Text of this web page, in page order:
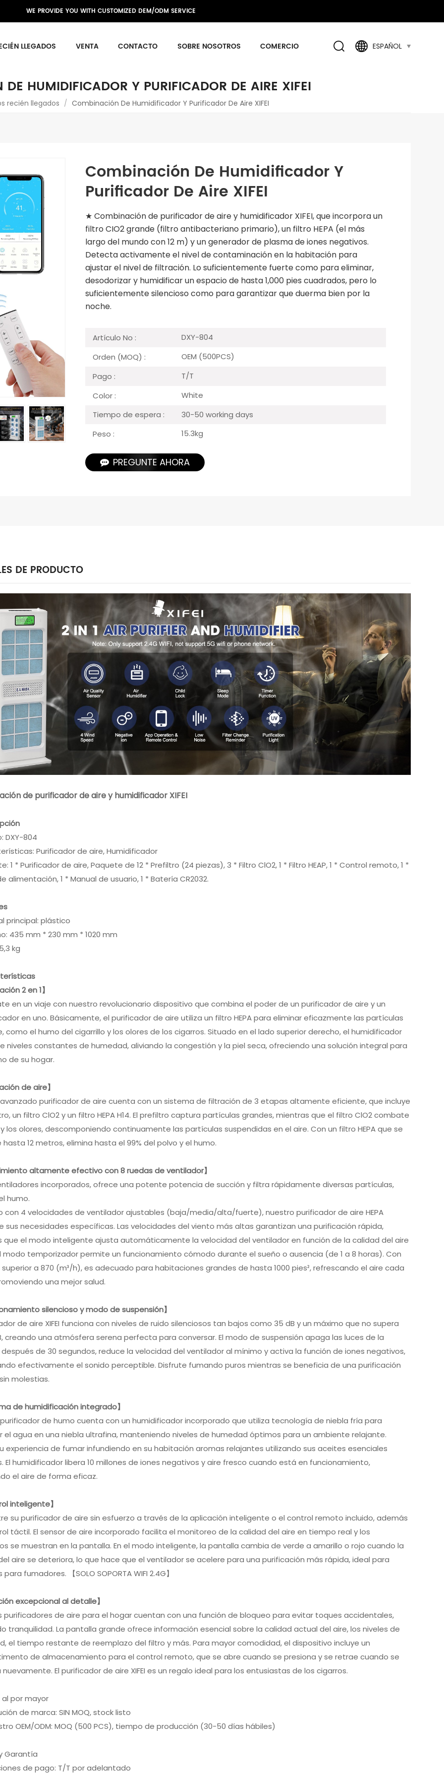
WE PROVIDE YOU WITH CUSTOMIZED DEM/ODM SERVICE
LLEGADOS VENTA CONTACTO SOBRE NOSOTROS COMERCIO ESPAÑOL
HUMIDIFICADOR Y PURIFICADOR DE AIRE XIFEI
recién llegados / Combinación De Humidificador Y Purificador De Aire XIFEI
Combinación De Humidificador Y
Purificador De Aire XIFEI
★ Combinación de purificador de aire y humidificador XIFEI, que incorpora un
filtro CIO2 grande (filtro antibacteriano primario), un filtro HEPA (el más
largo del mundo con 12 m) y un generador de plasma de iones negativos.
Detecta activamente el nivel de contaminación en la habitación para
ajustar el nivel de filtración. Lo suficientemente fuerte como para eliminar,
desodorizar y humidificar un espacio de hasta 1,000 pies cuadrados, pero lo
suficientemente silencioso como para garantizar que duerma bien por la
noche.
Artículo No :
DXY-804
Orden (MOQ) :
OEM (500PCS)
Pago :
T/T
Color :
White
Tiempo de espera :
30-50 working days
Peso :
15.3kg
PREGUNTE AHORA
DE PRODUCTO
de purificador de aire y humidificador XIFEI
DXY-804
Purificador de aire, Humidificador
1 * Purificador de aire, Paquete de 12 * Prefiltro (24 piezas), 3 * Filtro ClO2, 1 * Filtro HEAP, 1 * Control remoto, 1 *
alimentación, 1 * Manual de usuario, 1 * Batería CR2032.
principal: plástico
435 mm * 230 mm * 1020 mm
kg
2 en 1】
en un viaje con nuestro revolucionario dispositivo que combina el poder de un purificador de aire y un
en uno. Básicamente, el purificador de aire utiliza un filtro HEPA para eliminar eficazmente las partículas
como el humo del cigarrillo y los olores de los cigarros. Situado en el lado superior derecho, el humidificador
niveles constantes de humedad, aliviando la congestión y la piel seca, ofreciendo una solución integral para
de su hogar.
de aire】
purificador de aire cuenta con un sistema de filtración de 3 etapas altamente eficiente, que incluye
un filtro ClO2 y un filtro HEPA H14. El prefiltro captura partículas grandes, mientras que el filtro ClO2 combate
los olores, descomponiendo continuamente las partículas suspendidas en el aire. Con un filtro HEPA que se
12 metros, elimina hasta el 99% del polvo y el humo.
altamente efectivo con 8 ruedas de ventilador】
incorporados, ofrece una potente potencia de succión y filtra rápidamente diversas partículas,
humo.
con 4 velocidades de ventilador ajustables (baja/media/alta/fuerte), nuestro purificador de aire HEPA
sus necesidades específicas. Las velocidades del viento más altas garantizan una purificación rápida,
que el modo inteligente ajusta automáticamente la velocidad del ventilador en función de la calidad del aire
modo temporizador permite un funcionamiento cómodo durante el sueño o ausencia (de 1 a 8 horas). Con
superior a 870 (m³/h), es adecuado para habitaciones grandes de hasta 1000 pies², refrescando el aire cada
una mejor salud.
silencioso y modo de suspensión】
de aire XIFEI funciona con niveles de ruido silenciosos tan bajos como 35 dB y un máximo que no supera
creando una atmósfera serena perfecta para conversar. El modo de suspensión apaga las luces de la
de 30 segundos, reduce la velocidad del ventilador al mínimo y activa la función de iones negativos,
efectivamente el sonido perceptible. Disfrute fumando puros mientras se beneficia de una purificación
molestias.
de humidificación integrado】
de humo cuenta con un humidificador incorporado que utiliza tecnología de niebla fría para
el agua en una niebla ultrafina, manteniendo niveles de humedad óptimos para un ambiente relajante.
experiencia de fumar infundiendo en su habitación aromas relajantes utilizando sus aceites esenciales
El humidificador libera 10 millones de iones negativos y aire fresco cuando está en funcionamiento,
el aire de forma eficaz.
inteligente】
su purificador de aire sin esfuerzo a través de la aplicación inteligente o el control remoto incluido, además
táctil. El sensor de aire incorporado facilita el monitoreo de la calidad del aire en tiempo real y los
se muestran en la pantalla. En el modo inteligente, la pantalla cambia de verde a amarillo o rojo cuando la
aire se deteriora, lo que hace que el ventilador se acelere para una purificación más rápida, ideal para
fumadores. 【SOLO SOPORTA WIFI 2.4G】
excepcional al detalle】
purificadores de aire para el hogar cuentan con una función de bloqueo para evitar toques accidentales,
tranquilidad. La pantalla grande ofrece información esencial sobre la calidad actual del aire, los niveles de
el tiempo restante de reemplazo del filtro y más. Para mayor comodidad, el dispositivo incluye un
de almacenamiento para el control remoto, que se abre cuando se presiona y se retrae cuando se
nuevamente. El purificador de aire XIFEI es un regalo ideal para los entusiastas de los cigarros.
por mayor
de marca: SIN MOQ, stock listo
OEM/ODM: MOQ (500 PCS), tiempo de producción (30-50 días hábiles)
Garantía
de pago: T/T por adelantado